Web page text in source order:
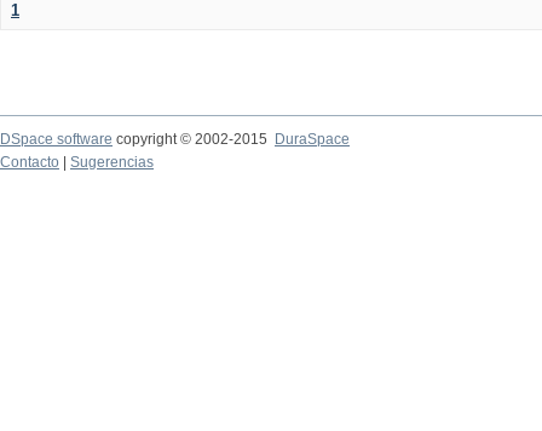
1
DSpace software copyright © 2002-2015
DuraSpace
Contacto
Sugerencias